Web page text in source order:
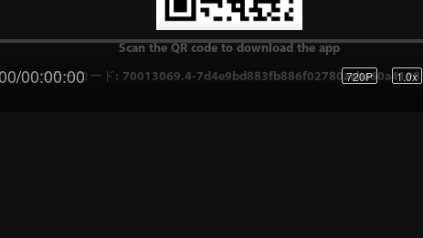
Scan the QR code to download the app
エラーコード: 70013069.4-7d4e9bd883fb886f02780aeba60a4198
/00:00:00 720P 1.0x